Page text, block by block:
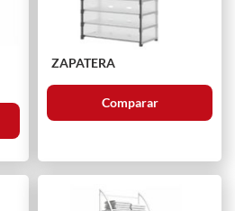
ZAPATERA
Comparar